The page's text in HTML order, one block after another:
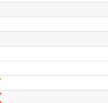
Oui
Non